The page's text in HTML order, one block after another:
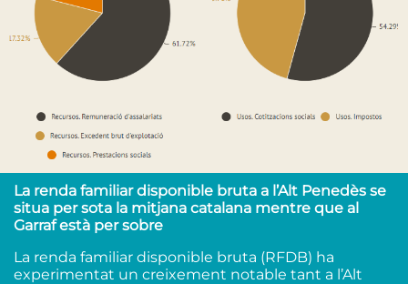
La renda familiar disponible bruta a l’Alt Penedès se
situa per sota la mitjana catalana mentre que al
Garraf està per sobre
La renda familiar disponible bruta (RFDB) ha
experimentat un creixement notable tant a l’Alt